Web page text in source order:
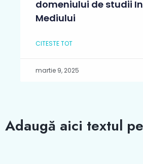
domeniului de studii
Mediului
CITESTE TOT
martie 9, 2025
Adaugă aici textul